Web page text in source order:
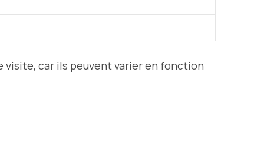
visite, car ils peuvent varier en fonction